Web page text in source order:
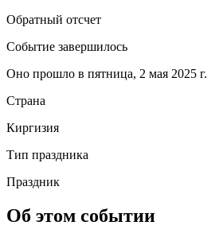
Обратный отсчет
Событие завершилось
Оно прошло в пятница, 2 мая 2025 г.
Страна
Киргизия
Тип праздника
Праздник
Об этом событии